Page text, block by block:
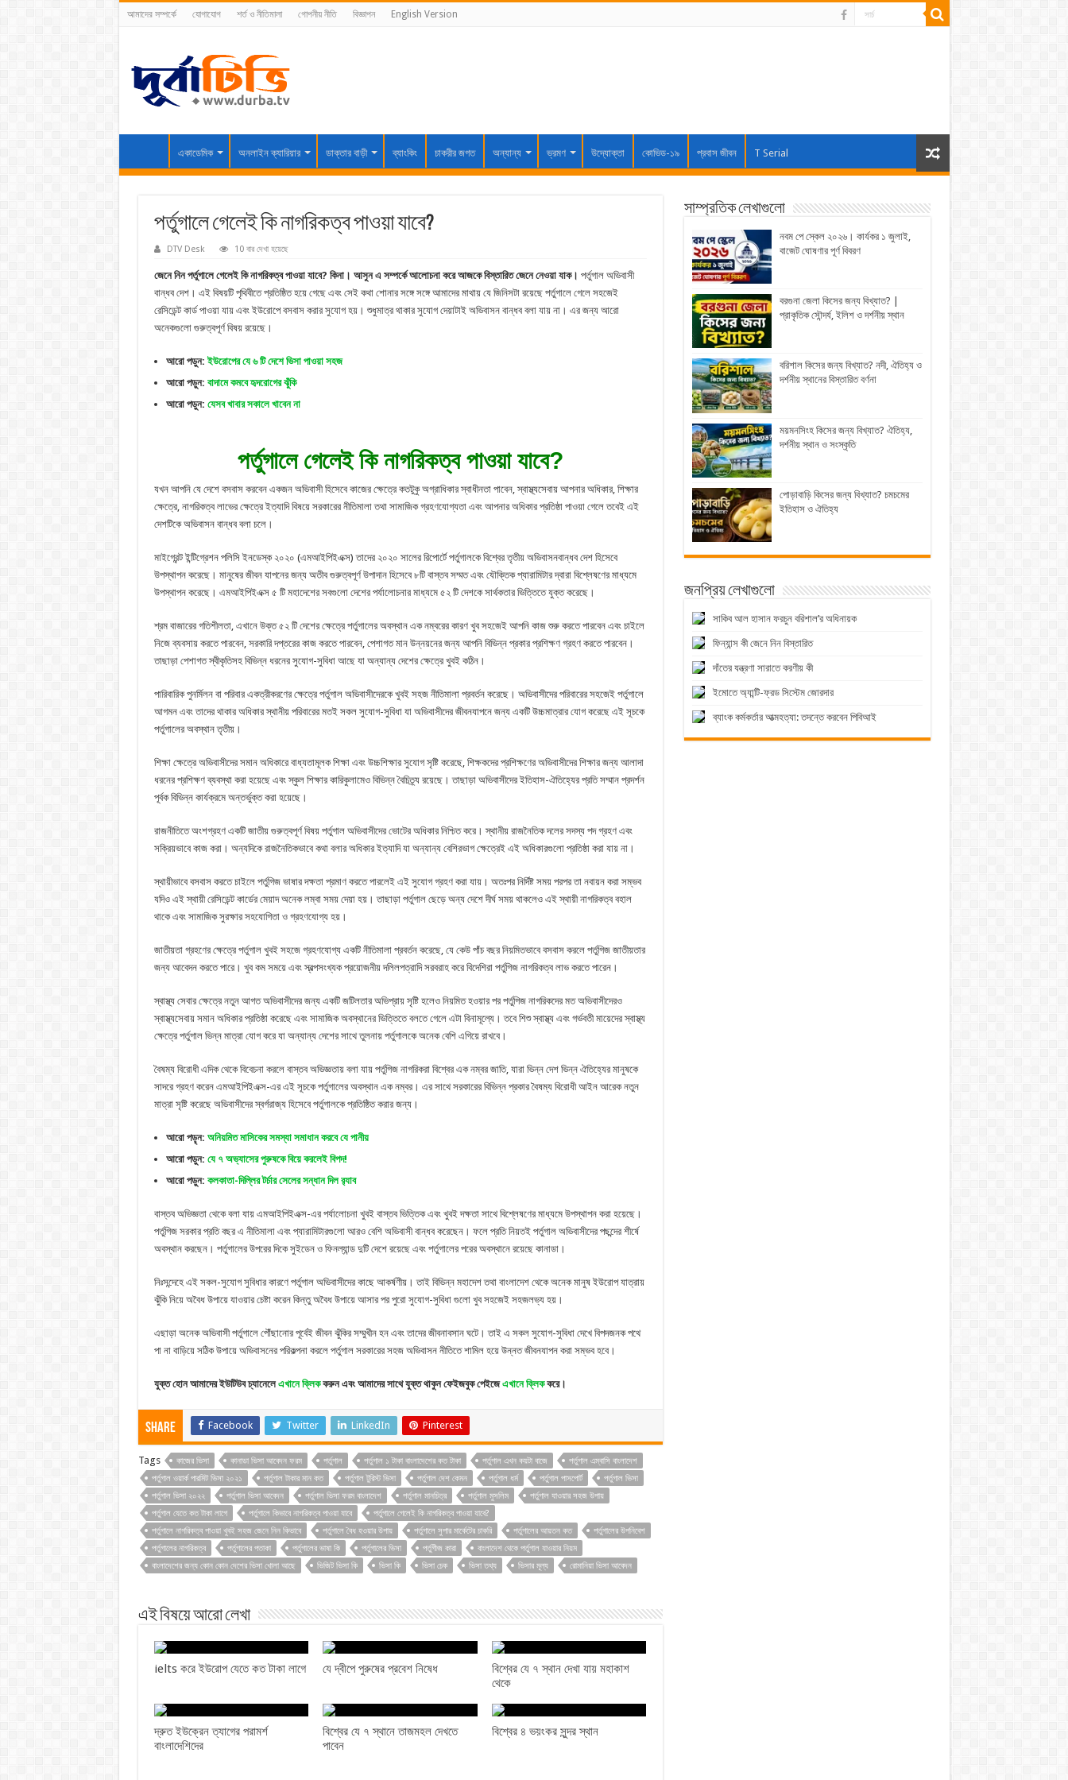
আমাদের সম্পর্কে যোগাযোগ শর্ত ও নীতিমালা গোপনীয় নীতি বিজ্ঞাপন English Version
একাডেমিক অনলাইন ক্যারিয়ার ডাক্তার বাড়ী ব্যাংকিং চাকরীর জগত অন্যান্য ভ্রমণ উদ্যোক্তা কোভিড-১৯ প্রবাস জীবন T Serial
পর্তুগালে গেলেই কি নাগরিকত্ব পাওয়া যাবে?
DTV Desk 10 বার দেখা হয়েছে
জেনে নিন পর্তুগালে গেলেই কি নাগরিকত্ব পাওয়া যাবে? কিনা। আসুন এ সম্পর্কে আলোচনা করে আজকে বিস্তারিত জেনে নেওয়া যাক। পর্তুগাল অভিবাসী
বান্ধব দেশ। এই বিষয়টি পৃথিবীতে প্রতিষ্ঠিত হয়ে গেছে এবং সেই কথা শোনার সঙ্গে সঙ্গে আমাদের মাথায় যে জিনিসটা রয়েছে পর্তুগালে গেলে সহজেই
রেসিডেন্ট কার্ড পাওয়া যায় এবং ইউরোপে বসবাস করার সুযোগ হয়। শুধুমাত্র থাকার সুযোগ দেয়াটাই অভিবাসন বান্ধব বলা যায় না। এর জন্য আরো
অনেকগুলো গুরুত্বপূর্ণ বিষয় রয়েছে।
আরো পড়ুন:ইউরোপের যে ৬ টি দেশে ভিসা পাওয়া সহজ
আরো পড়ুন: বাদামে কমবে হৃদরোগের ঝুঁকি
আরো পড়ুন: যেসব খাবার সকালে খাবেন না
পর্তুগালে গেলেই কি নাগরিকত্ব পাওয়া যাবে?
যখন আপনি যে দেশে বসবাস করবেন একজন অভিবাসী হিসেবে কাজের ক্ষেত্রে কতটুকু অগ্রাধিকার স্বাধীনতা পাবেন, স্বাস্থ্যসেবায় আপনার অধিকার, শিক্ষার
ক্ষেত্রে, নাগরিকত্ব লাভের ক্ষেত্রে ইত্যাদি বিষয়ে সরকারের নীতিমালা তথা সামাজিক গ্রহণযোগ্যতা এবং আপনার অধিকার প্রতিষ্ঠা পাওয়া গেলে তবেই এই
দেশটিকে অভিবাসন বান্ধব বলা চলে।
মাইগ্রেন্ট ইন্টিগ্রেশন পলিসি ইনডেস্ক ২০২০ (এমআইপিইএক্স) তাদের ২০২০ সালের রিপোর্টে পর্তুগালকে বিশ্বের তৃতীয় অভিবাসনবান্ধব দেশ হিসেবে
উপস্থাপন করেছে। মানুষের জীবন যাপনের জন্য অতীব গুরুত্বপূর্ণ উপাদান হিসেবে ৮টি বাস্তব সম্মত এবং যৌক্তিক প্যারামিটার দ্বারা বিশ্লেষণের মাধ্যমে
উপস্থাপন করেছে। এমআইপিইএক্স ৫ টি মহাদেশের সবগুলো দেশের পর্যালোচনার মাধ্যমে ৫২ টি দেশকে সার্থকতার ভিত্তিতে যুক্ত করেছে।
শ্রম বাজারের গতিশীলতা, এখানে উক্ত ৫২ টি দেশের ক্ষেত্রে পর্তুগালের অবস্থান এক নম্বরের কারণ খুব সহজেই আপনি কাজ শুরু করতে পারবেন এবং চাইলে
নিজে ব্যবসায় করতে পারবেন, সরকারি দপ্তরের কাজ করতে পারবেন, পেশাগত মান উন্নয়নের জন্য আপনি বিভিন্ন প্রকার প্রশিক্ষণ গ্রহণ করতে পারবেন।
তাছাড়া পেশাগত স্বীকৃতিসহ বিভিন্ন ধরনের সুযোগ-সুবিধা আছে যা অন্যান্য দেশের ক্ষেত্রে খুবই কঠিন।
পারিবারিক পুনর্মিলন বা পরিবার একত্রীকরণের ক্ষেত্রে পর্তুগাল অভিবাসীদেরকে খুবই সহজ নীতিমালা প্রবর্তন করেছে। অভিবাসীদের পরিবারের সহজেই পর্তুগালে
আগমন এবং তাদের থাকার অধিকার স্থানীয় পরিবারের মতই সকল সুযোগ-সুবিধা যা অভিবাসীদের জীবনযাপনে জন্য একটি উচ্চমাত্রার যোগ করেছে এই সূচকে
পর্তুগালের অবস্থান তৃতীয়।
শিক্ষা ক্ষেত্রে অভিবাসীদের সমান অধিকারে বাধ্যতামূলক শিক্ষা এবং উচ্চশিক্ষার সুযোগ সৃষ্টি করেছে, শিক্ষকদের প্রশিক্ষণের অভিবাসীদের শিক্ষার জন্য আলাদা
ধরনের প্রশিক্ষণ ব্যবস্থা করা হয়েছে এবং স্কুল শিক্ষার কারিকুলামেও বিভিন্ন বৈচিত্র্য রয়েছে। তাছাড়া অভিবাসীদের ইতিহাস-ঐতিহ্যের প্রতি সম্মান প্রদর্শন
পূর্বক বিভিন্ন কার্যক্রমে অন্তর্ভুক্ত করা হয়েছে।
রাজনীতিতে অংশগ্রহণ একটি জাতীয় গুরুত্বপূর্ণ বিষয় পর্তুগাল অভিবাসীদের ভোটের অধিকার নিশ্চিত করে। স্থানীয় রাজনৈতিক দলের সদস্য পদ গ্রহণ এবং
সক্রিয়ভাবে কাজ করা। অন্যদিকে রাজনৈতিকভাবে কথা বলার অধিকার ইত্যাদি যা অন্যান্য বেশিরভাগ ক্ষেত্রেই এই অধিকারগুলো প্রতিষ্ঠা করা যায় না।
স্থায়ীভাবে বসবাস করতে চাইলে পর্তুগিজ ভাষার দক্ষতা প্রমাণ করতে পারলেই এই সুযোগ গ্রহণ করা যায়। অতঃপর নির্দিষ্ট সময় পরপর তা নবায়ন করা সম্ভব
যদিও এই স্থায়ী রেসিডেন্ট কার্ডের মেয়াদ অনেক লম্বা সময় দেয়া হয়। তাছাড়া পর্তুগাল ছেড়ে অন্য দেশে দীর্ঘ সময় থাকলেও এই স্থায়ী নাগরিকত্ব বহাল
থাকে এবং সামাজিক সুরক্ষার সহযোগিতা ও গ্রহণযোগ্য হয়।
জাতীয়তা গ্রহণের ক্ষেত্রে পর্তুগাল খুবই সহজে গ্রহণযোগ্য একটি নীতিমালা প্রবর্তন করেছে, যে কেউ পাঁচ বছর নিয়মিতভাবে বসবাস করলে পর্তুগিজ জাতীয়তার
জন্য আবেদন করতে পারে। খুব কম সময়ে এবং স্বল্পসংখ্যক প্রয়োজনীয় দলিলপত্রাদি সরবরাহ করে বিদেশিরা পর্তুগিজ নাগরিকত্ব লাভ করতে পারেন।
স্বাস্থ্য সেবার ক্ষেত্রে নতুন আগত অভিবাসীদের জন্য একটি জটিলতার অভিপ্রায় সৃষ্টি হলেও নিয়মিত হওয়ার পর পর্তুগিজ নাগরিকদের মত অভিবাসীদেরও
স্বাস্থ্যসেবায় সমান অধিকার প্রতিষ্ঠা করেছে এবং সামাজিক অবস্থানের ভিত্তিতে বলতে গেলে এটা বিনামূল্যে। তবে শিশু স্বাস্থ্য এবং গর্ভবতী মায়েদের স্বাস্থ্য
ক্ষেত্রে পর্তুগাল ভিন্ন মাত্রা যোগ করে যা অন্যান্য দেশের সাথে তুলনায় পর্তুগালকে অনেক বেশি এগিয়ে রাখবে।
বৈষম্য বিরোধী এদিক থেকে বিবেচনা করলে বাস্তব অভিজ্ঞতায় বলা যায় পর্তুগিজ নাগরিকরা বিশ্বের এক নম্বর জাতি, যারা ভিন্ন দেশ ভিন্ন ঐতিহ্যের মানুষকে
সাদরে গ্রহণ করেন এমআইপিইএক্স-এর এই সূচকে পর্তুগালের অবস্থান এক নম্বর। এর সাথে সরকারের বিভিন্ন প্রকার বৈষম্য বিরোধী আইন আরেক নতুন
মাত্রা সৃষ্টি করেছে অভিবাসীদের স্বর্গরাজ্য হিসেবে পর্তুগালকে প্রতিষ্ঠিত করার জন্য।
আরো পড়ৃন: অনিয়মিত মাসিকের সমস্যা সমাধান করবে যে পানীয়
আরো পড়ুন: যে ৭ অভ্যাসের পুরুষকে বিয়ে করলেই বিপদ!
আরো পড়ুন: কলকাতা-দিল্লির টর্চার সেলের সন্ধান দিল র‌্যাব
বাস্তব অভিজ্ঞতা থেকে বলা যায় এমআইপিইএক্স-এর পর্যালোচনা খুবই বাস্তব ভিত্তিক এবং খুবই দক্ষতা সাথে বিশ্লেষণের মাধ্যমে উপস্থাপন করা হয়েছে।
পর্তুগিজ সরকার প্রতি বছর এ নীতিমালা এবং প্যারামিটারগুলো আরও বেশি অভিবাসী বান্ধব করেছেন। ফলে প্রতি নিয়তই পর্তুগাল অভিবাসীদের পছন্দের শীর্ষে
অবস্থান করছেন। পর্তুগালের উপরের দিকে সুইডেন ও ফিনল্যান্ড দুটি দেশে রয়েছে এবং পর্তুগালের পরের অবস্থানে রয়েছে কানাডা।
নিঃসন্দেহে এই সকল-সুযোগ সুবিধার কারণে পর্তুগাল অভিবাসীদের কাছে আকর্ষণীয়। তাই বিভিন্ন মহাদেশ তথা বাংলাদেশ থেকে অনেক মানুষ ইউরোপ যাত্রায়
ঝুঁকি নিয়ে অবৈধ উপায়ে যাওয়ার চেষ্টা করেন কিন্তু অবৈধ উপায়ে আসার পর পুরো সুযোগ-সুবিধা গুলো খুব সহজেই সহজলভ্য হয়।
এছাড়া অনেক অভিবাসী পর্তুগালে পৌঁছানোর পূর্বেই জীবন ঝুঁকির সম্মুখীন হন এবং তাদের জীবনাবসান ঘটে। তাই এ সকল সুযোগ-সুবিধা দেখে বিপদজনক পথে
পা না বাড়িয়ে সঠিক উপায়ে অভিবাসনের পরিকল্পনা করলে পর্তুগাল সরকারের সহজ অভিবাসন নীতিতে শামিল হয়ে উন্নত জীবনযাপন করা সম্ভব হবে।
যুক্ত হোন আমাদের ইউটিউব চ্যানেলে এখানে ক্লিককরুন এবং আমাদের সাথে যুক্ত থাকুন ফেইজবুক পেইজেএখানে ক্লিককরে।
Share Facebook Twitter LinkedIn Pinterest
Tags কাজের ভিসা কানাডা ভিসা আবেদন ফরম পর্তুগাল পর্তুগাল ১ টাকা বাংলাদেশের কত টাকা পর্তুগাল এখন কয়টা বাজে
পর্তুগাল এম্বাসি বাংলাদেশ
পর্তুগাল ওয়ার্ক পারমিট ভিসা ২০২১
পর্তুগাল টাকার মান কত পর্তুগাল টুরিস্ট ভিসা পর্তুগাল দেশ কেমন পর্তুগাল ধর্ম পর্তুগাল পাসপোর্ট
পর্তুগাল ভিসা
পর্তুগাল ভিসা ২০২২
পর্তুগাল ভিসা আবেদন পর্তুগাল ভিসা ফরম বাংলাদেশ পর্তুগাল মানচিত্র পর্তুগাল মুসলিম
পর্তুগাল যাওয়ার সহজ উপায়
পর্তুগাল যেতে কত টাকা লাগে
পর্তুগালে কিভাবে নাগরিকত্ব পাওয়া যাবে
পর্তুগালে গেলেই কি নাগরিকত্ব পাওয়া যাবে?
পর্তুগালে নাগরিকত্ব পাওয়া খুবই সহজ জেনে নিন কিভাবে
পর্তুগালে বৈধ হওয়ার উপায় পর্তুগালে সুপার মার্কেটের চাকরি পর্তুগালের আয়তন কত
পর্তুগালের উপনিবেশ
পর্তুগালের নাগরিকত্ব
পর্তুগালের পতাকা পর্তুগালের ভাষা কি পর্তুগালের ভিসা পর্তুগীজ কারা
বাংলাদেশ থেকে পর্তুগাল যাওয়ার নিয়ম
বাংলাদেশের জন্য কোন কোন দেশের ভিসা খোলা আছে
ভিজিট ভিসা কি ভিসা কি ভিসা চেক ভিসা তথ্য ভিসার মূল্য রোমানিয়া ভিসা আবেদন
এই বিষয়ে আরো লেখা
ielts করে ইউরোপ যেতে কত টাকা লাগে যে দ্বীপে পুরুষের প্রবেশ নিষেধ
বিশ্বের যে ৭ স্থান দেখা যায় মহাকাশ
থেকে
দ্রুত ইউক্রেন ত্যাগের পরামর্শ
বাংলাদেশিদের
বিশ্বের যে ৭ স্থানে তাজমহল দেখতে
পাবেন
বিশ্বের ৪ ভয়ংকর সুন্দর স্থান
সাম্প্রতিক লেখাগুলো
নবম পে স্কেল ২০২৬। কার্যকর ১ জুলাই,
বাজেট ঘোষণার পূর্ণ বিবরণ
বরগুনা জেলা কিসের জন্য বিখ্যাত? |
প্রাকৃতিক সৌন্দর্য, ইলিশ ও দর্শনীয় স্থান
বরিশাল কিসের জন্য বিখ্যাত? নদী, ঐতিহ্য ও
দর্শনীয় স্থানের বিস্তারিত বর্ণনা
ময়মনসিংহ কিসের জন্য বিখ্যাত? ঐতিহ্য,
দর্শনীয় স্থান ও সংস্কৃতি
পোড়াবাড়ি কিসের জন্য বিখ্যাত? চমচমের
ইতিহাস ও ঐতিহ্য
জনপ্রিয় লেখাগুলো
সাকিব আল হাসান ফরচুন বরিশাল’র অধিনায়ক
ফিন্যান্স কী জেনে নিন বিস্তারিত
দাঁতের যন্ত্রণা সারাতে করণীয় কী
ইমোতে অ্যান্টি-ফ্রড সিস্টেম জোরদার
ব্যাংক কর্মকর্তার আত্মহত্যা: তদন্তে করবেন পিবিআই